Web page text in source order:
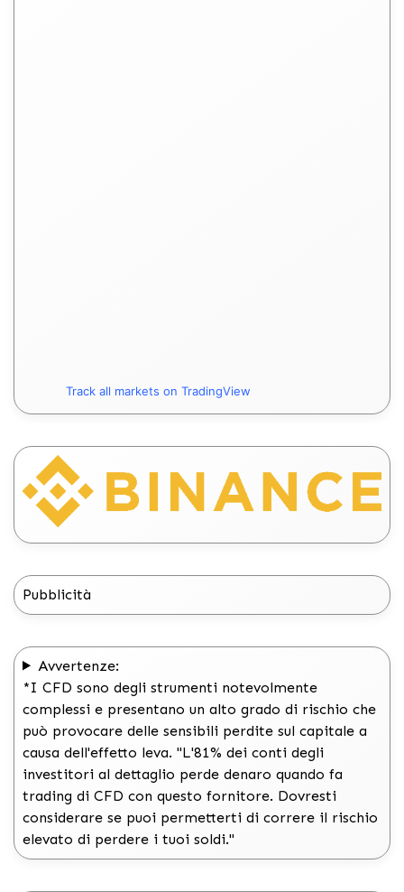
Track all markets on TradingView
Pubblicità
Avvertenze:
*I CFD sono degli strumenti notevolmente
complessi e presentano un alto grado di rischio che
può provocare delle sensibili perdite sul capitale a
causa dell'effetto leva. "L'81% dei conti degli
investitori al dettaglio perde denaro quando fa
trading di CFD con questo fornitore. Dovresti
considerare se puoi permetterti di correre il rischio
elevato di perdere i tuoi soldi."